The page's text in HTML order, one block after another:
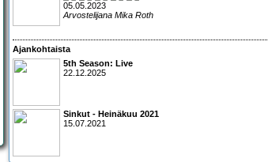
05.05.2023
Arvostelijana Mika Roth
Ajankohtaista
5th Season: Live
22.12.2025
Sinkut - Heinäkuu 2021
15.07.2021